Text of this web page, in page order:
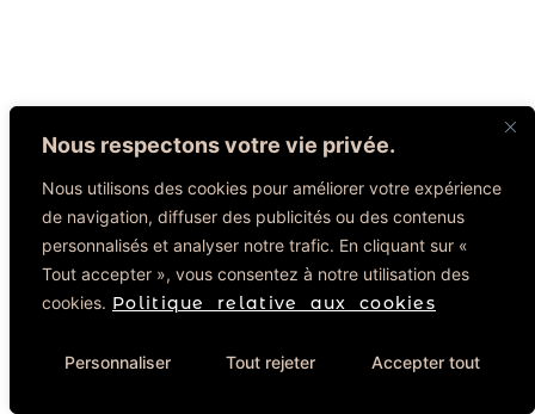
Nous respectons votre vie privée.
Nous utilisons des cookies pour améliorer votre expérience
de navigation, diffuser des publicités ou des contenus
personnalisés et analyser notre trafic. En cliquant sur «
Tout accepter », vous consentez à notre utilisation des
cookies. Politique relative aux cookies
Personnaliser Tout rejeter Accepter tout